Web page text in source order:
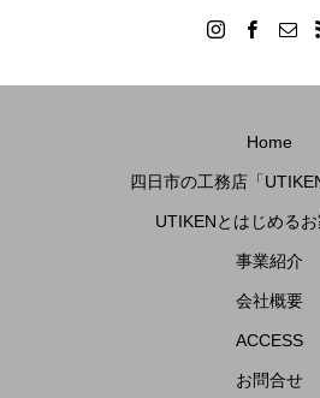
Home
四日市の工務店「
UTIKENとはじめるお
事業紹介
会社概要
ACCESS
お問合せ